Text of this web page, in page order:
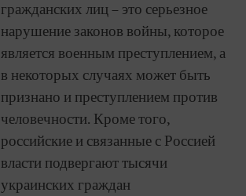
гражданских лиц – это серьезное
нарушение законов войны, которое
является военным преступлением, а
в некоторых случаях может быть
признано и преступлением против
человечности. Кроме того,
российские и связанные с Россией
власти подвергают тысячи
украинских граждан